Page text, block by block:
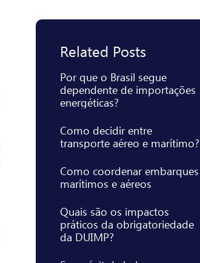
Related Posts
Por que o Brasil segue
dependente de importações
energéticas?
Como decidir entre
transporte aéreo e marítimo?
Como coordenar embarques
marítimos e aéreos
Quais são os impactos
práticos da obrigatoriedade
da DUIMP?